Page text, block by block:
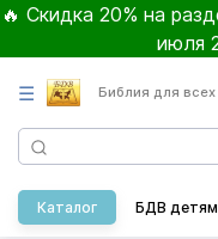
🔥 Скидка 20% на
июля
☰ Библия для всех
Каталог БДВ детям